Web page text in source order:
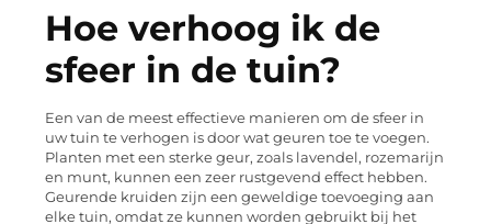
Hoe verhoog ik de
sfeer in de tuin?
Een van de meest effectieve manieren om de sfeer in
uw tuin te verhogen is door wat geuren toe te voegen.
Planten met een sterke geur, zoals lavendel, rozemarijn
en munt, kunnen een zeer rustgevend effect hebben.
Geurende kruiden zijn een geweldige toevoeging aan
elke tuin, omdat ze kunnen worden gebruikt bij het